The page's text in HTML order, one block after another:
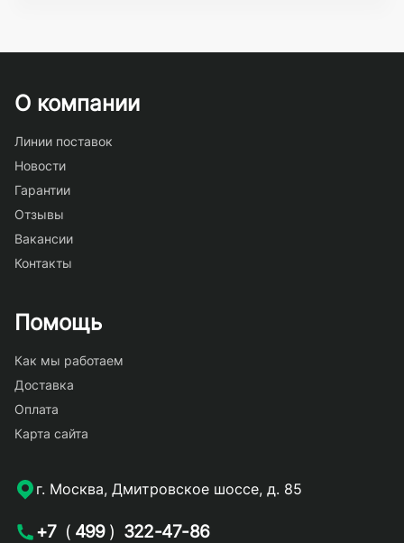
О компании
Линии поставок
Новости
Гарантии
Отзывы
Вакансии
Контакты
Помощь
Как мы работаем
Доставка
Оплата
Карта сайта
г. Москва, Дмитровское шоссе, д. 85
+7 ( 499 ) 322-47-86